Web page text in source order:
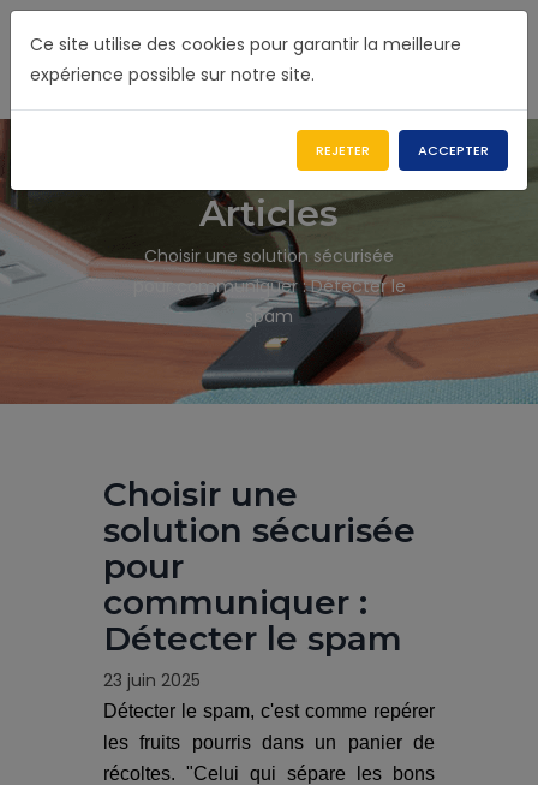
Articles
Choisir une solution sécurisée
pour communiquer : Détecter le
spam
Choisir une
solution sécurisée
pour
communiquer :
Détecter le spam
23 juin 2025
Détecter le spam, c'est comme repérer
les fruits pourris dans un panier de
récoltes. "Celui qui sépare les bons
Ce site utilise des cookies pour garantir la meilleure
expérience possible sur notre site.
REJETER ACCEPTER